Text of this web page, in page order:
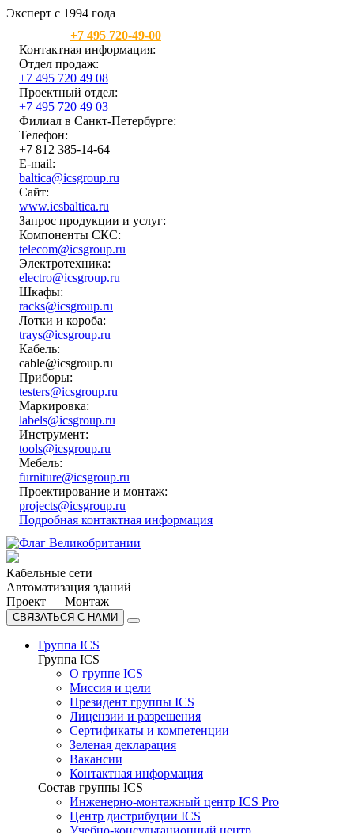
Эксперт с 1994 года
+7 495 720-49-00
Контактная информация:
Отдел продаж:
+7 495 720 49 08
Проектный отдел:
+7 495 720 49 03
Филиал в Санкт-Петербурге:
Телефон:
+7 812 385-14-64
E-mail:
baltica@icsgroup.ru
Сайт:
www.icsbaltica.ru
Запрос продукции и услуг:
Компоненты СКС:
telecom@icsgroup.ru
Электротехника:
electro@icsgroup.ru
Шкафы:
racks@icsgroup.ru
Лотки и короба:
trays@icsgroup.ru
Кабель:
cable@icsgroup.ru
Приборы:
testers@icsgroup.ru
Маркировка:
labels@icsgroup.ru
Инструмент:
tools@icsgroup.ru
Мебель:
furniture@icsgroup.ru
Проектирование и монтаж:
projects@icsgroup.ru
Подробная контактная информация
Кабельные сети
Автоматизация зданий
Проект — Монтаж
СВЯЗАТЬСЯ С НАМИ
Группа ICS
Группа ICS
О группе ICS
Миссия и цели
Президент группы ICS
Лицензии и разрешения
Сертификаты и компетенции
Зеленая декларация
Вакансии
Контактная информация
Состав группы ICS
Инженерно-монтажный центр ICS Pro
Центр дистрибуции ICS
Учебно-консультационный центр